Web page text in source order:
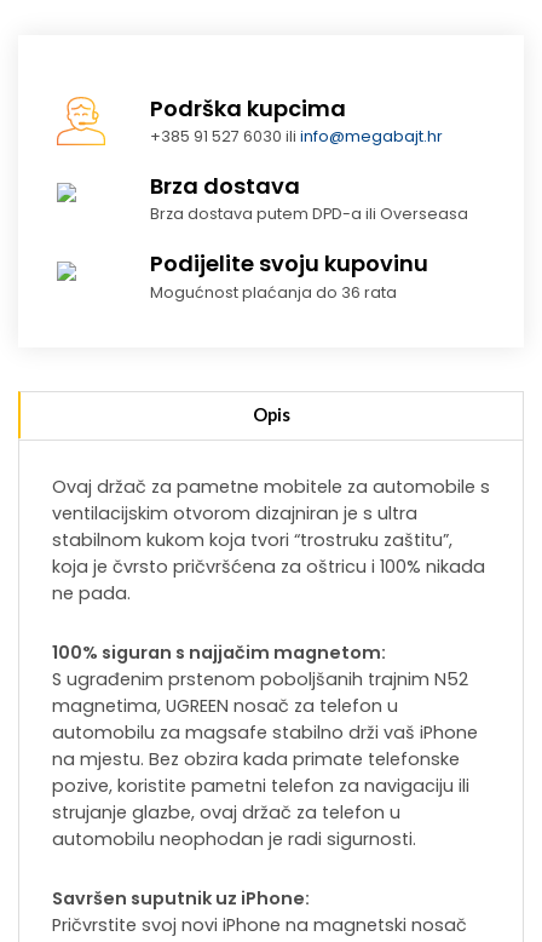
Podrška kupcima
+385 91 527 6030 iliinfo@megabajt.hr
Brza dostava
Brza dostava putem DPD-a ili Overseasa
Podijelite svoju kupovinu
Mogućnost plaćanja do 36 rata
Opis
Ovaj držač za pametne mobitele za automobile s
ventilacijskim otvorom dizajniran je s ultra
stabilnom kukom koja tvori “trostruku zaštitu”,
koja je čvrsto pričvršćena za oštricu i 100% nikada
ne pada.
100% siguran s najjačim magnetom:
S ugrađenim prstenom poboljšanih trajnim N52
magnetima, UGREEN nosač za telefon u
automobilu za magsafe stabilno drži vaš iPhone
na mjestu. Bez obzira kada primate telefonske
pozive, koristite pametni telefon za navigaciju ili
strujanje glazbe, ovaj držač za telefon u
automobilu neophodan je radi sigurnosti.
Savršen suputnik uz iPhone:
Pričvrstite svoj novi iPhone na magnetski nosač